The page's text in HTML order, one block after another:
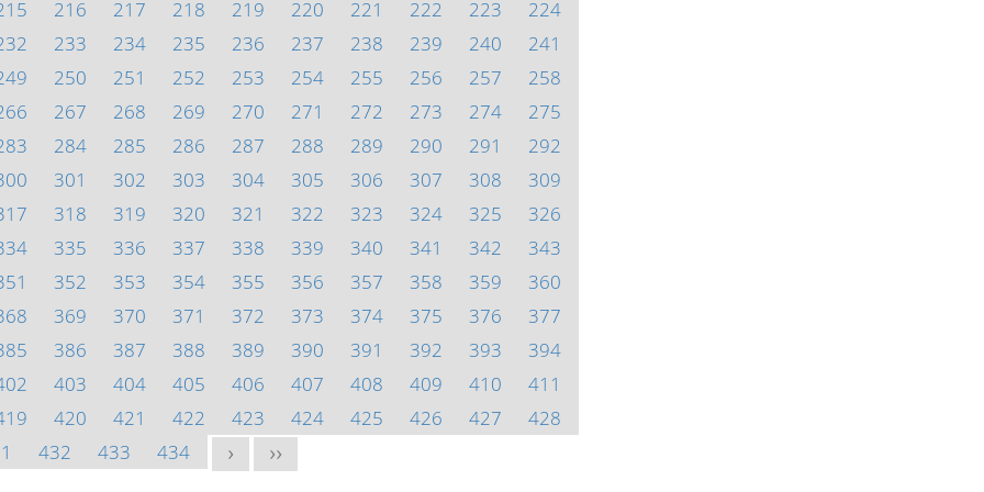
216 217 218 219 220 221 222 223
224
233 234 235 236 237 238 239 240
241
250 251 252 253 254 255 256 257
258
267 268 269 270 271 272 273 274
275
284 285 286 287 288 289 290 291
292
301 302 303 304 305 306 307 308
309
318 319 320 321 322 323 324 325
326
335 336 337 338 339 340 341 342
343
352 353 354 355 356 357 358 359
360
369 370 371 372 373 374 375 376
377
386 387 388 389 390 391 392 393
394
403 404 405 406 407 408 409 410
411
420 421 422 423 424 425 426 427
428
432 433 434 > >>